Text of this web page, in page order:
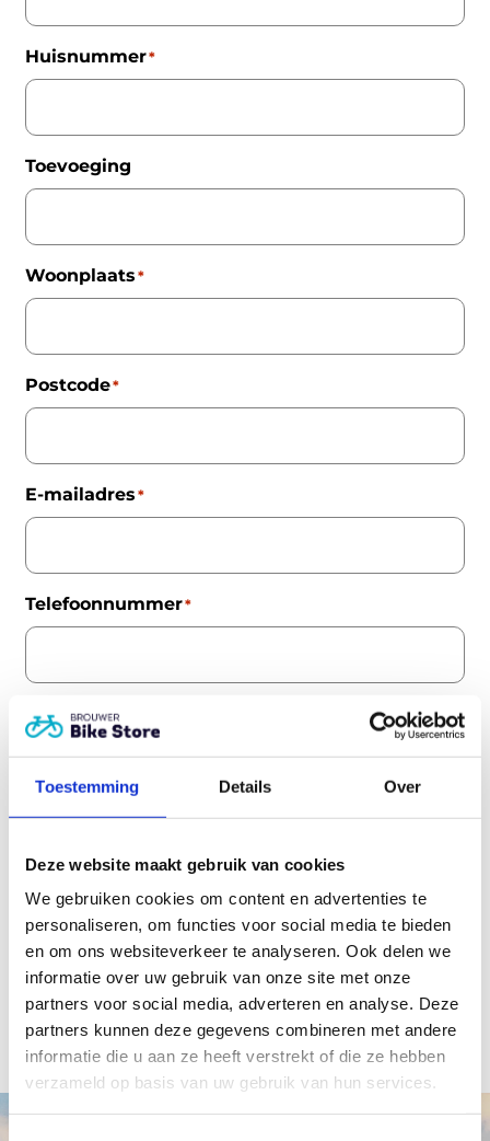
Toestemming Details Over
Deze website maakt gebruik van cookies
We gebruiken cookies om content en advertenties te
personaliseren, om functies voor social media te bieden
en om ons websiteverkeer te analyseren. Ook delen we
informatie over uw gebruik van onze site met onze
partners voor social media, adverteren en analyse. Deze
partners kunnen deze gegevens combineren met andere
informatie die u aan ze heeft verstrekt of die ze hebben
verzameld op basis van uw gebruik van hun services.
Huisnummer*
Toevoeging
Woonplaats*
Postcode*
E-mailadres*
Telefoonnummer*
IBAN*
CAPTCHA